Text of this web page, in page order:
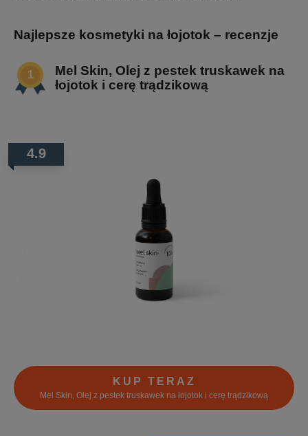
Najlepsze kosmetyki na łojotok – recenzje
Mel Skin, Olej z pestek truskawek na
łojotok i cerę trądzikową
4.9
KUP TERAZ
Mel Skin, Olej z pestek truskawek na łojotok i cerę trądzikową